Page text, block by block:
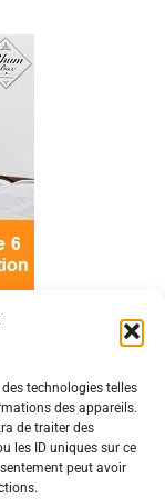
technologies telles
des appareils.
de traiter des
les ID uniques sur ce
peut avoir
réservés
cookies